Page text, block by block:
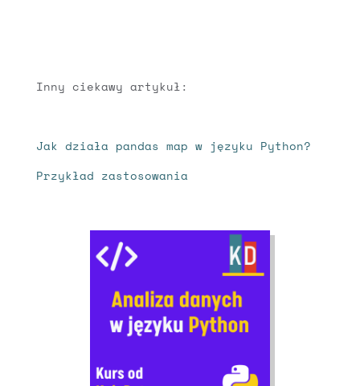
Inny ciekawy artykuł:
Jak działa pandas map w języku Python?
Przykład zastosowania